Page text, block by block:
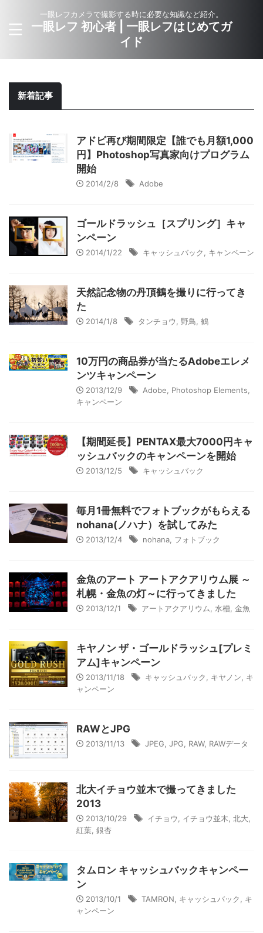
一眼レフカメラで撮影する時に必要な知識など紹介。
一眼レフ 初心者 | 一眼レフはじめてガ
イド
新着記事
アドビ再び期間限定【誰でも月額1,000
円】Photoshop写真家向けプログラム
開始
2014/2/8 Adobe
ゴールドラッシュ［スプリング］キャ
ンペーン
2014/1/22 キャッシュバック キャンペーン
天然記念物の丹頂鶴を撮りに行ってき
た
2014/1/8 タンチョウ 野鳥 鶴
10万円の商品券が当たるAdobeエレメ
ンツキャンペーン
2013/12/9 Adobe Photoshop Elements
キャンペーン
【期間延長】PENTAX最大7000円キャ
ッシュバックのキャンペーンを開始
2013/12/5 キャッシュバック
毎月1冊無料でフォトブックがもらえる
nohana(ノハナ）を試してみた
2013/12/4 nohana フォトブック
金魚のアート アートアクアリウム展 ～
札幌・金魚の灯～に行ってきました
2013/12/1 アートアクアリウム 水槽 金魚
キヤノン ザ・ゴールドラッシュ[プレミ
アム]キャンペーン
2013/11/18 キャッシュバック キヤノン
キ
ャンペーン
RAWとJPG
2013/11/13 JPEG JPG RAW, RAWデータ
北大イチョウ並木で撮ってきました
2013
2013/10/29 イチョウ, イチョウ並木, 北大,
紅葉, 銀杏
タムロン キャッシュバックキャンペー
ン
2013/10/1 TAMRON, キャッシュバック, キ
ャンペーン